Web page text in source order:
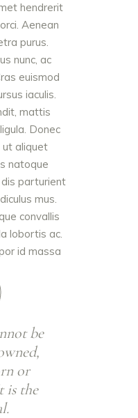
hendrerit
Aenean
purus.
nunc, ac
euismod
iaculis.
mattis
Donec
ut aliquet
natoque
parturient
mus.
convallis
lobortis ac.
id massa
be
or
is the